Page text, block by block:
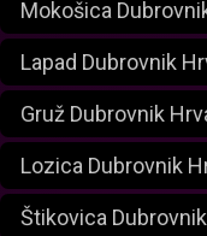
Mokošica
Lapad Dubrovnik
Gruž Dubrovnik
Lozica Dubrovnik
Štikovica